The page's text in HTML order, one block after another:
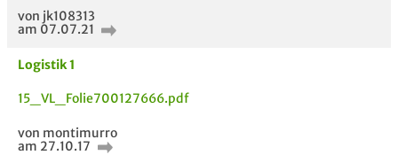
starten
von jk108313
am 07.07.21
Logistik 1
15_VL_Folie700127666.pdf
von montimurro
am 27.10.17